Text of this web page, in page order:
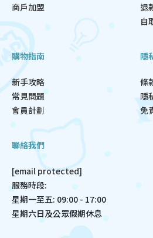
商戶加盟
退
自
購物指南
新手攻略
常見問題
會員計劃
隱
條
隱
免
聯絡我們
[email protected]
服務時段:
星期一至五: 09:00 - 17:00
星期六日及公眾假期休息